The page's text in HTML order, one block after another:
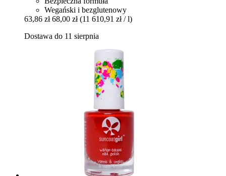
Wegański i bezglutenowy
63,86 zł 68,00 zł (11 610,91 zł / l)
Dostawa do 11 sierpnia